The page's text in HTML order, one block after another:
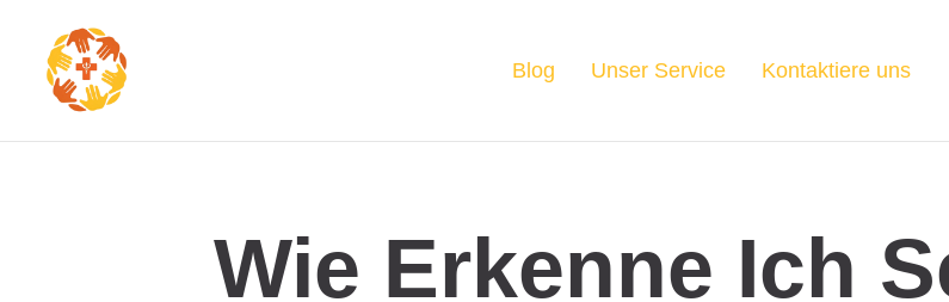
Blog Unser Service Kontaktiere uns
Wie Erkenne Ich